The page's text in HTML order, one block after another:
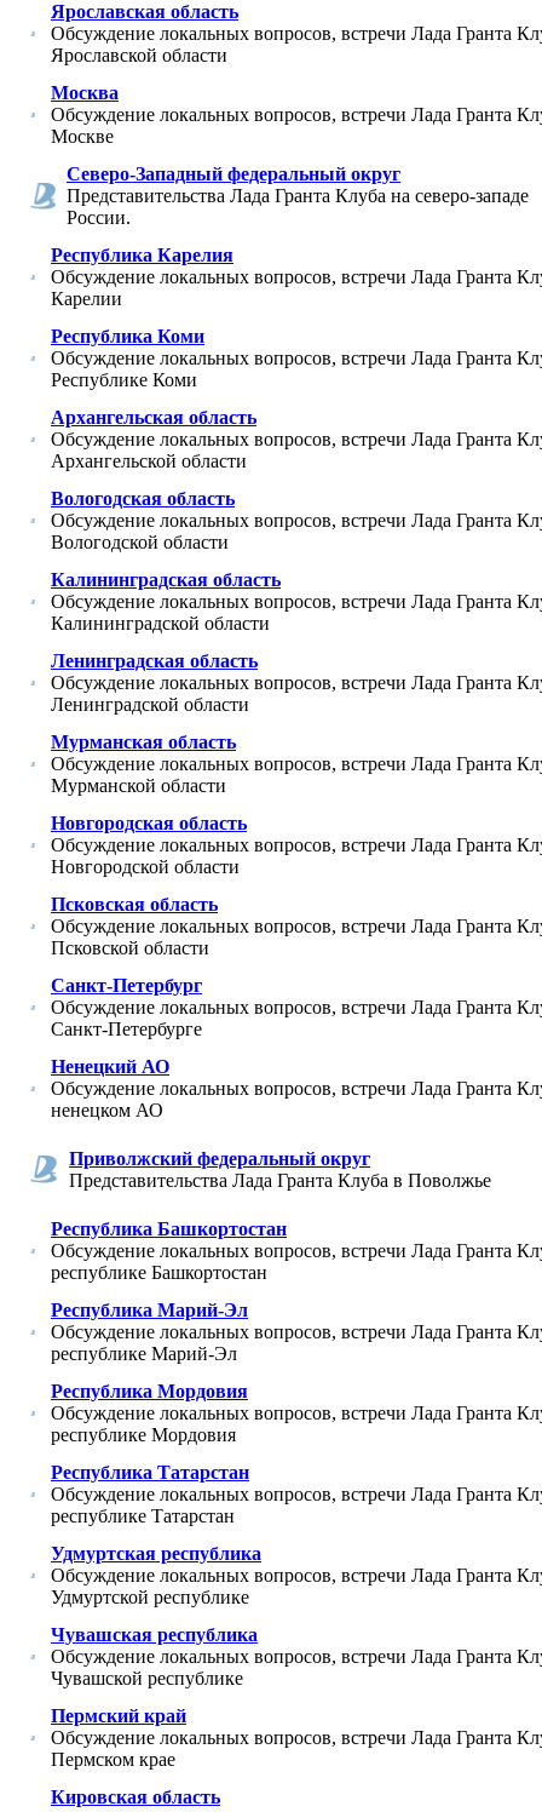
Ярославская область
Обсуждение локальных вопросов, встречи Лада Гранта
Ярославской области
Москва
Обсуждение локальных вопросов, встречи Лада Гранта
Москве
Северо-Западный федеральный округ
Представительства Лада Гранта Клуба на северо-западе
России.
Республика Карелия
Обсуждение локальных вопросов, встречи Лада Гранта
Карелии
Республика Коми
Обсуждение локальных вопросов, встречи Лада Гранта
Республике Коми
Архангельская область
Обсуждение локальных вопросов, встречи Лада Гранта
Архангельской области
Вологодская область
Обсуждение локальных вопросов, встречи Лада Гранта
Вологодской области
Калининградская область
Обсуждение локальных вопросов, встречи Лада Гранта
Калининградской области
Ленинградская область
Обсуждение локальных вопросов, встречи Лада Гранта
Ленинградской области
Мурманская область
Обсуждение локальных вопросов, встречи Лада Гранта
Мурманской области
Новгородская область
Обсуждение локальных вопросов, встречи Лада Гранта
Новгородской области
Псковская область
Обсуждение локальных вопросов, встречи Лада Гранта
Псковской области
Санкт-Петербург
Обсуждение локальных вопросов, встречи Лада Гранта
Санкт-Петербурге
Ненецкий АО
Обсуждение локальных вопросов, встречи Лада Гранта
ненецком АО
Приволжский федеральный округ
Представительства Лада Гранта Клуба в Поволжье
Республика Башкортостан
Обсуждение локальных вопросов, встречи Лада Гранта
республике Башкортостан
Республика Марий-Эл
Обсуждение локальных вопросов, встречи Лада Гранта
республике Марий-Эл
Республика Мордовия
Обсуждение локальных вопросов, встречи Лада Гранта
республике Мордовия
Республика Татарстан
Обсуждение локальных вопросов, встречи Лада Гранта
республике Татарстан
Удмуртская республика
Обсуждение локальных вопросов, встречи Лада Гранта
Удмуртской республике
Чувашская республика
Обсуждение локальных вопросов, встречи Лада Гранта
Чувашской республике
Пермский край
Обсуждение локальных вопросов, встречи Лада Гранта
Пермском крае
Кировская область